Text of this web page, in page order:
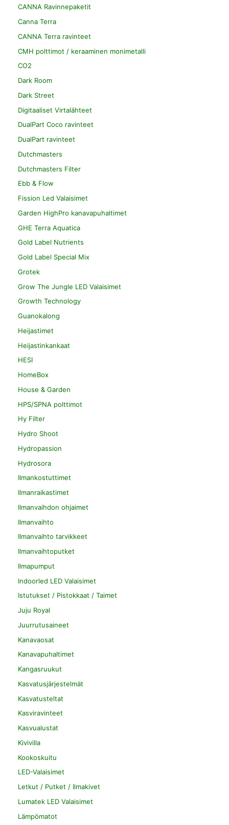
CANNA Ravinnepaketit
Canna Terra
CANNA Terra ravinteet
CMH polttimot / keraaminen monimetalli
CO2
Dark Room
Dark Street
Digitaaliset Virtalähteet
DualPart Coco ravinteet
DualPart ravinteet
Dutchmasters
Dutchmasters Filter
Ebb & Flow
Fission Led Valaisimet
Garden HighPro kanavapuhaltimet
GHE Terra Aquatica
Gold Label Nutrients
Gold Label Special Mix
Grotek
Grow The Jungle LED Valaisimet
Growth Technology
Guanokalong
Heijastimet
Heijastinkankaat
HESI
HomeBox
House & Garden
HPS/SPNA polttimot
Hy Filter
Hydro Shoot
Hydropassion
Hydrosora
Ilmankostuttimet
Ilmanraikastimet
Ilmanvaihdon ohjaimet
Ilmanvaihto
Ilmanvaihto tarvikkeet
Ilmanvaihtoputket
Ilmapumput
Indoorled LED Valaisimet
Istutukset / Pistokkaat / Taimet
Juju Royal
Juurrutusaineet
Kanavaosat
Kanavapuhaltimet
Kangasruukut
Kasvatusjärjestelmät
Kasvatusteltat
Kasviravinteet
Kasvualustat
Kivivilla
Kookoskuitu
LED-Valaisimet
Letkut / Putket / Ilmakivet
Lumatek LED Valaisimet
Lämpömatot